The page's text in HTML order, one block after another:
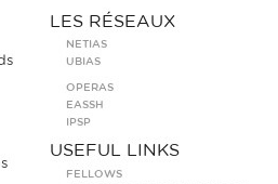
LES RÉSEAUX
NETIAS
UBIAS
OPERAS
EASSH
IPSP
USEFUL LINKS
FELLOWS